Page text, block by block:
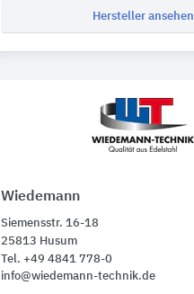
Hersteller ansehen
Wiedemann
Siemensstr. 16-18
25813 Husum
Tel. +49 4841 778-0
info@wiedemann-technik.de